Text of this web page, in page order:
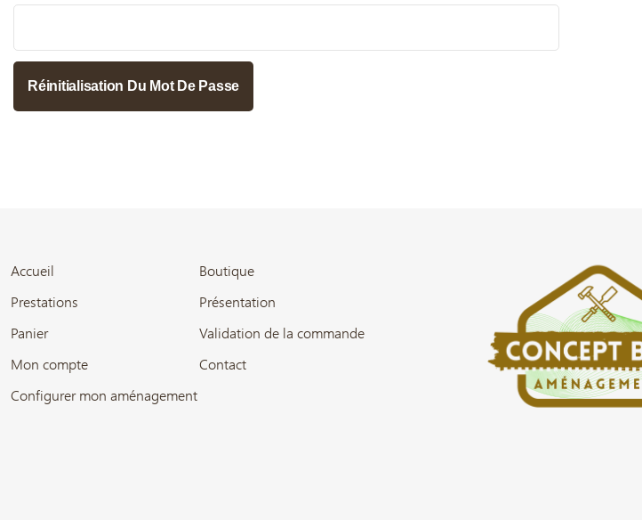
Réinitialisation Du Mot De Passe
Accueil
Boutique
Prestations
Présentation
Panier
Validation de la commande
Mon compte
Contact
Configurer mon aménagement